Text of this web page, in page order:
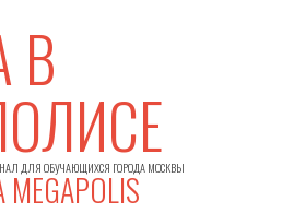
В
ДЛЯ ОБУЧАЮЩИХСЯ ГОРОДА МОСКВЫ
MEGAPOLIS